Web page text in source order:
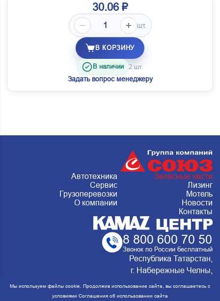
30.06 ₽
шт.
В КОРЗИНУ
В наличии 2 шт.
Задать вопрос менеджеру
Автотехника
Запасные части
Сервис
Лизинг
Грузоперевозки
Мотель
О компании
Новости
Контакты
8 800 600 70 50
Звонок по России бесплатный
Республика Татарстан,
г. Набережные Челны,
Металлургическая 15, стр.2 Сервис:
ежедневно с 8:00 до 20:00
Мы используем файлы cookie. Продолжив использование сайта, вы соглашаетесь с
условиями Соглашения об использовании сайта